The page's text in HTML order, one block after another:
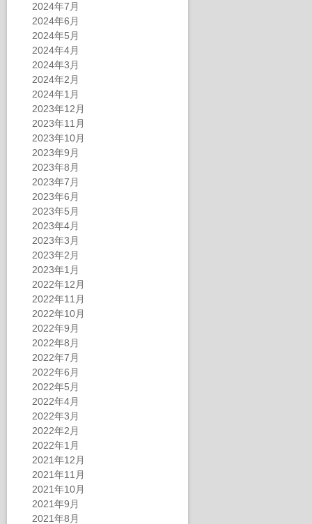
2024年7月
2024年6月
2024年5月
2024年4月
2024年3月
2024年2月
2024年1月
2023年12月
2023年11月
2023年10月
2023年9月
2023年8月
2023年7月
2023年6月
2023年5月
2023年4月
2023年3月
2023年2月
2023年1月
2022年12月
2022年11月
2022年10月
2022年9月
2022年8月
2022年7月
2022年6月
2022年5月
2022年4月
2022年3月
2022年2月
2022年1月
2021年12月
2021年11月
2021年10月
2021年9月
2021年8月